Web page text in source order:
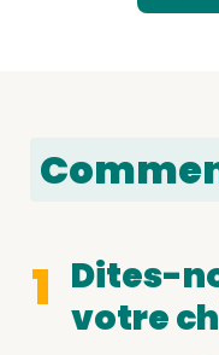
1 Dites-
votre